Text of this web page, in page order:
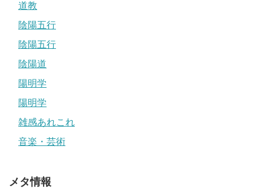
道教
陰陽五行
陰陽五行
陰陽道
陽明学
陽明学
雑感あれこれ
音楽・芸術
メタ情報